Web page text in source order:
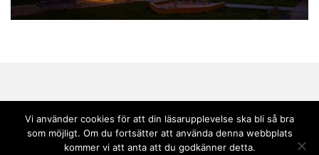
Copyright © 2020 Andebark | Tema avColorlibdrivs med WordPress
Vi använder cookies för att din läsarupplevelse ska bli så bra
som möjligt. Om du fortsätter att använda denna webbplats
kommer vi att anta att du godkänner detta.